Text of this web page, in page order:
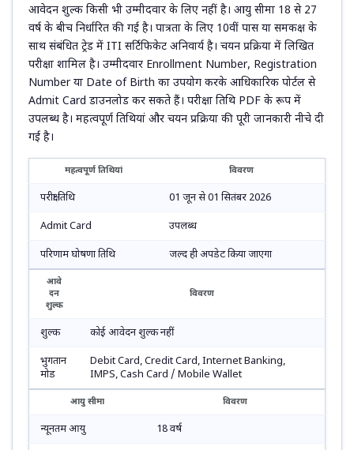
आवेदन शुल्क किसी भी उम्मीदवार के लिए नहीं है। आयु सीमा 18 से 27
वर्ष के बीच निर्धारित की गई है। पात्रता के लिए 10वीं पास या समकक्ष के
साथ संबंधित ट्रेड में ITI सर्टिफिकेट अनिवार्य है। चयन प्रक्रिया में लिखित
परीक्षा शामिल है। उम्मीदवार Enrollment Number, Registration
Number या Date of Birth का उपयोग करके आधिकारिक पोर्टल से
Admit Card डाउनलोड कर सकते हैं। परीक्षा तिथि PDF के रूप में
उपलब्ध है। महत्वपूर्ण तिथियां और चयन प्रक्रिया की पूरी जानकारी नीचे दी
गई है।
महत्वपूर्ण तिथियां विवरण
परीक्षा तिथि 01 जून से 01 सितंबर 2026
Admit Card उपलब्ध
परिणाम घोषणा तिथि जल्द ही अपडेट किया जाएगा
आवे
दन
शुल्क
विवरण
शुल्क कोई आवेदन शुल्क नहीं
भुगतान
मोड
Debit Card, Credit Card, Internet Banking,
IMPS, Cash Card / Mobile Wallet
आयु सीमा विवरण
न्यूनतम आयु 18 वर्ष